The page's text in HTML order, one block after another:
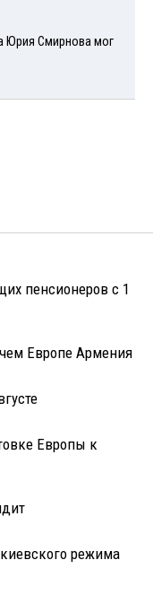
Юрия Смирнова мог
пенсионеров с 1
Европе Армения
Европы к
режима